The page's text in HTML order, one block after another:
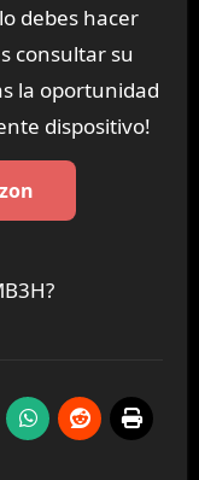
debes hacer
consultar su
la oportunidad
dispositivo!